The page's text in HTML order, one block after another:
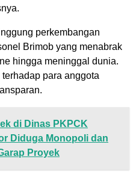
perkembangan
Brimob yang menabrak
hingga meninggal dunia.
para anggota
di Dinas PKPCK
Diduga Monopoli dan
Proyek